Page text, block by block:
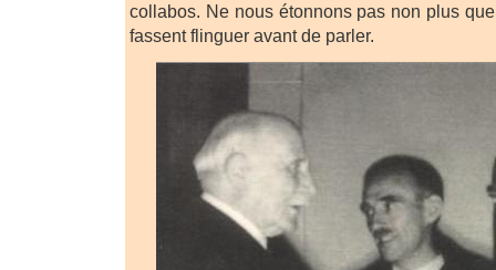
collabos. Ne nous étonnons pas non plus
fassent flinguer avant de parler.